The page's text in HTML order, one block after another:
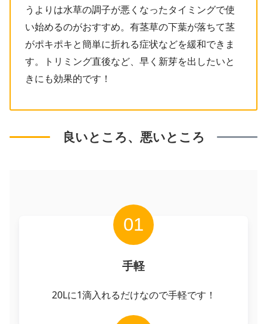
うよりは水草の調子が悪くなったタイミングで使
い始めるのがおすすめ。有茎草の下葉が落ちて茎
がポキポキと簡単に折れる症状などを緩和できま
す。トリミング直後など、早く新芽を出したいと
きにも効果的です！
良いところ、悪いところ
01
手軽
20Lに1滴入れるだけなので手軽です！